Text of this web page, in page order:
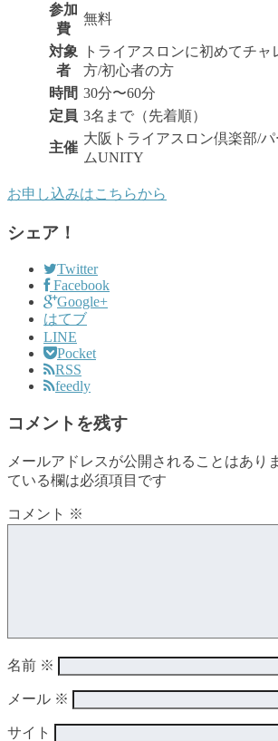
参加
費
無料
対象
者
トライアスロンに初めてチャ
方/初心者の方
時間 30分〜60分
定員 3名まで（先着順）
主催
大阪トライアスロン倶楽部/
ムUNITY
お申し込みはこちらから
シェア！
Twitter
Facebook
Google+
はてブ
LINE
Pocket
RSS
feedly
コメントを残す
メールアドレスが公開されることはあり
ている欄は必須項目です
コメント ※
名前 ※
メール ※
サイト